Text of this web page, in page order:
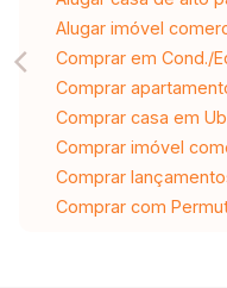
Alugar imóvel
Comprar em Cond./
Comprar
Comprar casa em
Comprar imóvel
Comprar
Comprar com